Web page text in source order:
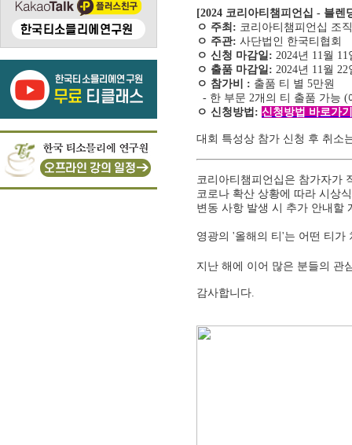
[2024 코리아티챔피언십 - 블렌
ㅇ 주최: 코리아티챔피언십 조
ㅇ 주관: 사단법인 한국티협회
ㅇ 신청 마감일: 2024년 11월
ㅇ 출품 마감일: 2024년 11월
ㅇ 참가비 : 출품 티 별 5만원
- 한 부문 2개의 티 출품 가능
ㅇ 신청방법: 신청방법 바로가기
대회 특성상 참가 신청 후 취소
코리아티챔피언십은 참가자가
코로나 확산 상황에 따라 시상
변동 사항 발생 시 추가 안내할
영광의 '올해의 티'는 어떤 티가
지난 해에 이어 많은 분들의 관
감사합니다.